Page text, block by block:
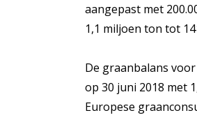
aangepast met
1,1 miljoen ton tot
De graanbalans
op 30 juni 2018 met
Europese